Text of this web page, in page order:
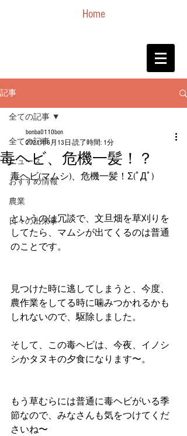
Home
記事
全ての記事
ニュース
おすすめ情報
農業
日々の出来事
全ての記事
毒ヘビ、危機一髪！？
bonba0110bon
2021年6月13日 読了時間: 1分
毒ヘビ(マムシ)、危機一髪！Σ(ﾟДﾟ)
というのは冗談で、文旦畑を草刈りを
してたら、マムシが出てくるのは普通
のことです。
見つけた時に逃してしまうと、今度、
農作業をしてる時に噛みつかれるかも
しれないので、駆除しました。
そして、この毒ヘビは、今夜、イノシ
シかタヌキの夕食になります〜。
もう草むらには普通に毒ヘビがいる季
節なので、みなさんも気をつけてくだ
さいね〜